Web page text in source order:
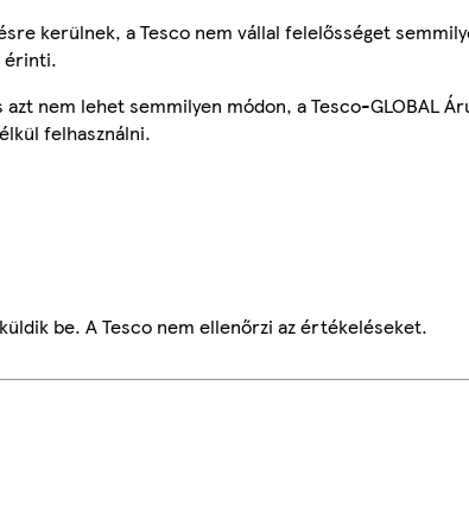
kerülnek, a Tesco nem vállal felelősséget
érinti.
nem lehet semmilyen módon, a Tesco-GLOBAL
felhasználni.
be. A Tesco nem ellenőrzi az értékeléseket.